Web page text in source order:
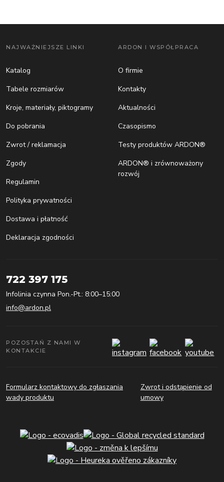
NAJWAŻNIEJSZE LINKI
Katalog
Tabele rozmiarów
Kroje, materiały, piktogramy
Do pobrania
Zwrot / reklamacja
Zgody
Regulamin
Polityka prywatności
Dostawa i płatność
Deklaracja zgodności
ARDON I WSPÓŁPRACA
O firmie
Kontakty
Aktualności
Czasopismo
Testy produktów ARDON®
ARDON® i zrównoważony
rozwój
722 397 175
Infolinia czynna Pon.-Pt.: 8:00–15:00
info@ardon.pl
POZOSTAŃ Z NAMI W
KONTAKCIE
Formularz kontaktowy do zgłaszania
wady produktu
Zwrot i odstąpienie od
umowy